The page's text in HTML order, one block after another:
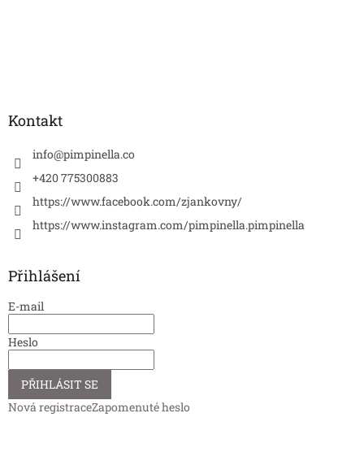
Kontakt
info@pimpinella.co
+420 775300883
https://www.facebook.com/zjankovny/
https://www.instagram.com/pimpinella.pimpinella
Přihlášení
E-mail
Heslo
PŘIHLÁSIT SE
Nová registraceZapomenuté heslo